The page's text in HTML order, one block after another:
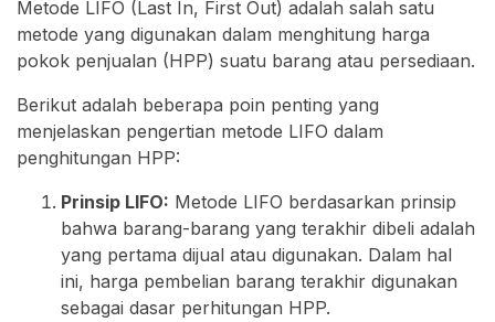
Metode LIFO (Last In, First Out) adalah salah satu
metode yang digunakan dalam menghitung harga
pokok penjualan (HPP) suatu barang atau persediaan.
Berikut adalah beberapa poin penting yang
menjelaskan pengertian metode LIFO dalam
penghitungan HPP:
Prinsip LIFO: Metode LIFO berdasarkan prinsip
bahwa barang-barang yang terakhir dibeli adalah
yang pertama dijual atau digunakan. Dalam hal
ini, harga pembelian barang terakhir digunakan
sebagai dasar perhitungan HPP.